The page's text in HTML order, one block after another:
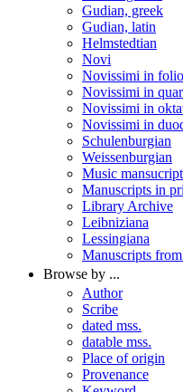
Gudian, greek
Gudian, latin
Helmstedtian
Novi
Novissimi in folio
Novissimi in
Novissimi in
Novissimi in
Schulenburgian
Weissenburgian
Music
Manuscripts in
Library Archive
Leibniziana
Lessingiana
Manuscripts
Browse by ...
Author
Scribe
dated mss.
datable mss.
Place of origin
Provenance